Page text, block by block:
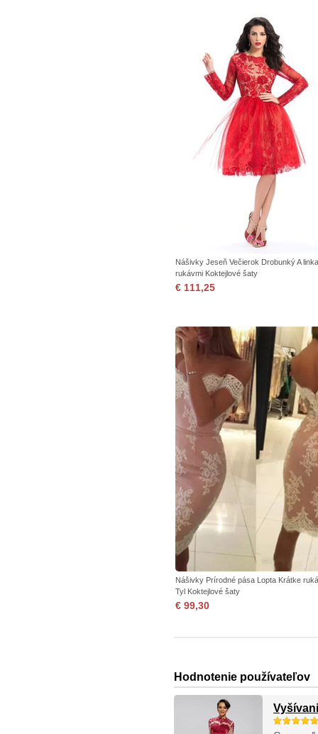
Nášivky Jeseň Večierok Drobunký A
rukávmi Koktejlové šaty
€ 111,25
Nášivky Prírodné pása Lopta Krátke
Tyl Koktejlové šaty
€ 99,30
Hodnotenie používateľov